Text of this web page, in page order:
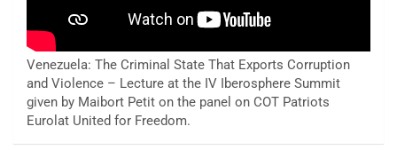
Venezuela: The Criminal State That Exports Corruption
and Violence – Lecture at the IV Iberosphere Summit
given by Maibort Petit on the panel on COT Patriots
Eurolat United for Freedom.